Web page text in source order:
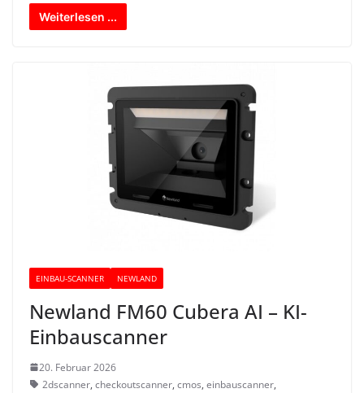
Weiterlesen ...
EINBAU-SCANNER NEWLAND
Newland FM60 Cubera AI – KI-
Einbauscanner
20. Februar 2026
2dscanner, checkoutscanner, cmos, einbauscanner,